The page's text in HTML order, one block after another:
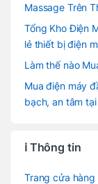
Massage Trên
Tổng Kho Điện
lẻ thiết bị điện
Làm thế nào
Mua điện máy
bạch, an tâm
ℹ️ Thông tin
Trang cửa hàng